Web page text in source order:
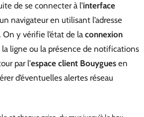
de se connecter à l’interface
navigateur en utilisant l’adresse
y vérifie l’état de la connexion
ligne ou la présence de notifications
par l’espace client Bouygues en
d’éventuelles alertes réseau